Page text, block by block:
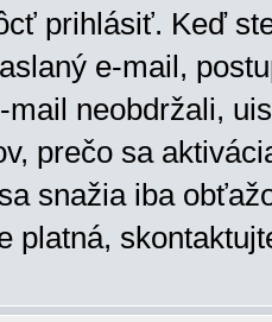
prihlásiť. Keď
e-mail,
neobdržali,
prečo sa
snažia iba
platná,